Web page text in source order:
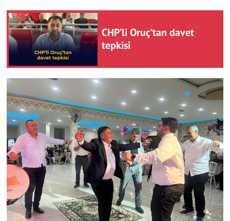
CHP’li Oruç’tan davet
tepkisi